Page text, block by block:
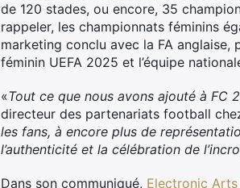
de 120 stades, ou encore, 35
rappeler, les championnats féminins
marketing conclu avec la FA anglaise,
féminin UEFA 2025 et l’équipe
«Tout ce que nous avons ajouté à FC
directeur des partenariats football
les fans, à encore plus de
l’authenticité et la célébration de
Dans son communiqué, Electronic Arts